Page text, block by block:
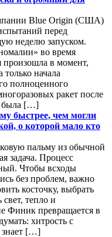
Blue Origin (США)
перед
неделю запуском.
во время
произошла в момент,
начала
полноценного
ракет после
была […]
быстрее, чем могли
о которой мало кто
пальму из обычной
задача. Процесс
Чтобы всходы
без проблем, важно
косточку, выбрать
тепло и
Финик превращается в
хитрость с
знает […]